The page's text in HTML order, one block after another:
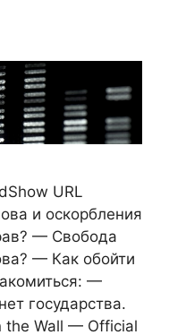
URL
и оскорбления
— Свобода
— Как обойти
—
государства.
the Wall — Official